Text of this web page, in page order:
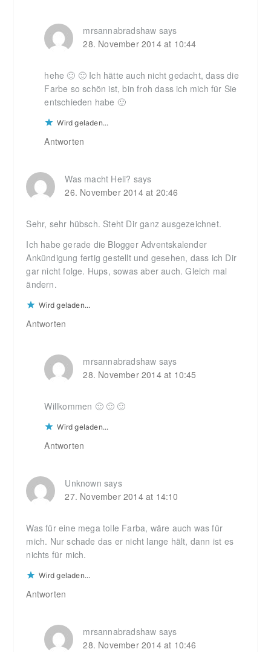
mrsannabradshaw says
28. November 2014 at 10:44
hehe 🙂 🙂 Ich hätte auch nicht gedacht, dass die
Farbe so schön ist, bin froh dass ich mich für Sie
entschieden habe 🙂
Wird geladen...
Antworten
Was macht Heli? says
26. November 2014 at 20:46
Sehr, sehr hübsch. Steht Dir ganz ausgezeichnet.
Ich habe gerade die Blogger Adventskalender
Ankündigung fertig gestellt und gesehen, dass ich Dir
gar nicht folge. Hups, sowas aber auch. Gleich mal
ändern.
Wird geladen...
Antworten
mrsannabradshaw says
28. November 2014 at 10:45
Willkommen 🙂 🙂 🙂
Wird geladen...
Antworten
Unknown says
27. November 2014 at 14:10
Was für eine mega tolle Farba, wäre auch was für
mich. Nur schade das er nicht lange hält, dann ist es
nichts für mich.
Wird geladen...
Antworten
mrsannabradshaw says
28. November 2014 at 10:46